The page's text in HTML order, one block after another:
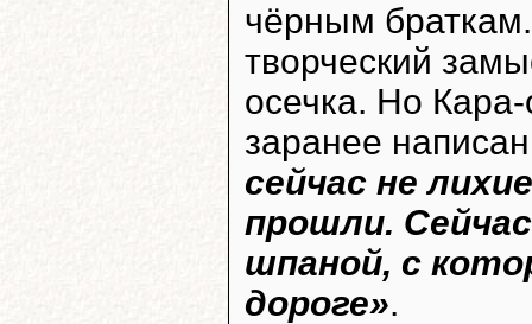
чёрным
творческий
осечка. Но
заранее
сейчас не
прошли.
шпаной, с
дороге».